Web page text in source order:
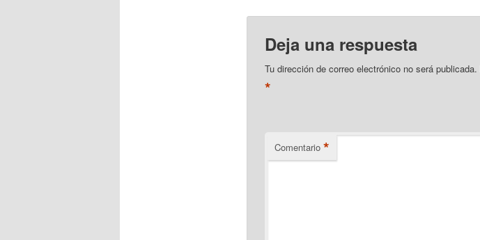
Deja una respuesta
Tu dirección de correo electrónico no será publicada.
*
Comentario *